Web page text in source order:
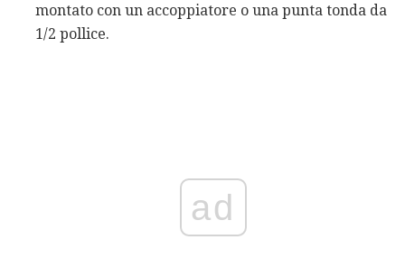
montato con un accoppiatore o una punta tonda da
1/2 pollice.
ad